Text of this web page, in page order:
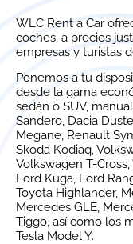
WLC Rent a Car
coches, a precios
empresas y turistas
Ponemos a tu
desde la gama
sedán o SUV,
Sandero, Dacia
Megane, Renault
Skoda Kodiaq,
Volkswagen T-
Ford Kuga, Ford
Toyota Highlander,
Mercedes GLE,
Tiggo, así como los
Tesla Model Y.